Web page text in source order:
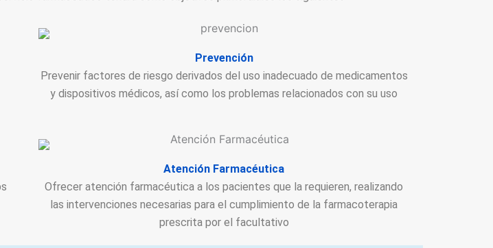
Prevención
Prevenir factores de riesgo derivados del uso inadecuado de medicamentos
y dispositivos médicos, así como los problemas relacionados con su uso
Atención Farmacéutica
Ofrecer atención farmacéutica a los pacientes que la requieren, realizando
las intervenciones necesarias para el cumplimiento de la farmacoterapia
prescrita por el facultativo